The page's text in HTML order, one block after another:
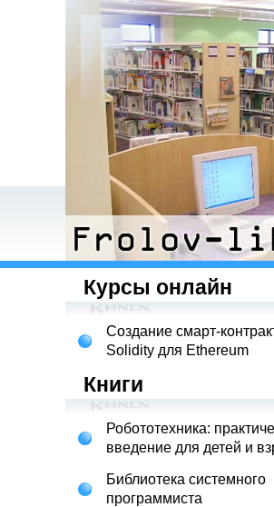
Курсы онлайн
Создание смарт-
Solidity для Ethereum
Книги
Робототехника:
введение для детей и
Библиотека системного
программиста